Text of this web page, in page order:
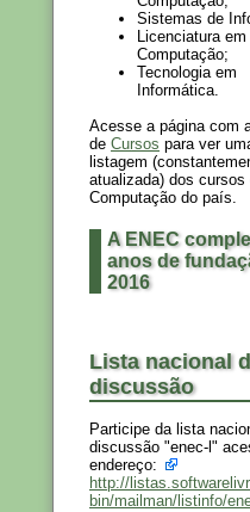
Sistemas de
Licenciatura em
Computação;
Tecnologia em
Informática.
Acesse a página com
de Cursos para ver
listagem
atualizada) dos cursos
Computação do país.
A ENEC
anos de
2016
Lista nacional
discussão
Participe da lista
discussão "enec-l"
endereço:
http://
bin/mailman/listinfo/